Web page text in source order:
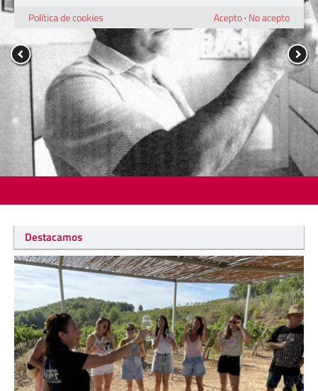
Destacamos
Política de cookies
Acepto· No acepto